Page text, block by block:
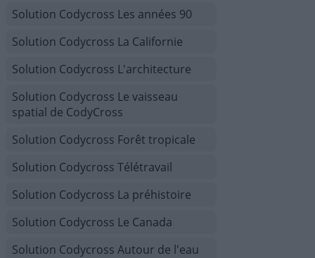
Solution Codycross Les années 90
Solution Codycross La Californie
Solution Codycross L'architecture
Solution Codycross Le vaisseau
spatial de CodyCross
Solution Codycross Forêt tropicale
Solution Codycross Télétravail
Solution Codycross La préhistoire
Solution Codycross Le Canada
Solution Codycross Autour de l'eau